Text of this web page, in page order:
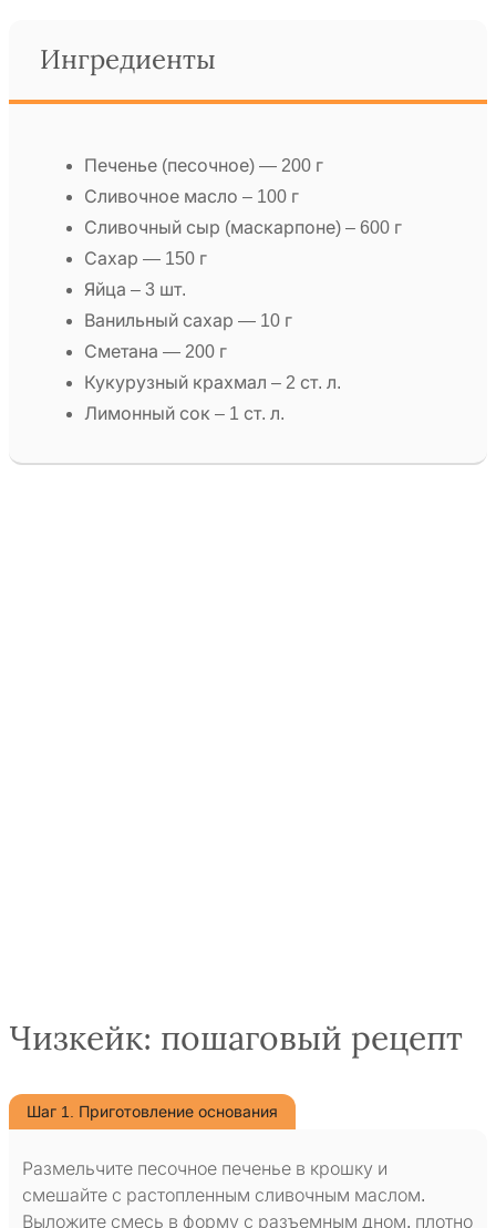
Ингредиенты
Печенье (песочное) — 200 г
Сливочное масло – 100 г
Сливочный сыр (маскарпоне) – 600 г
Сахар — 150 г
Яйца – 3 шт.
Ванильный сахар — 10 г
Сметана — 200 г
Кукурузный крахмал – 2 ст. л.
Лимонный сок – 1 ст. л.
Чизкейк: пошаговый рецепт
Шаг 1. Приготовление основания
Размельчите песочное печенье в крошку и
смешайте с растопленным сливочным маслом.
Выложите смесь в форму с разъемным дном, плотно